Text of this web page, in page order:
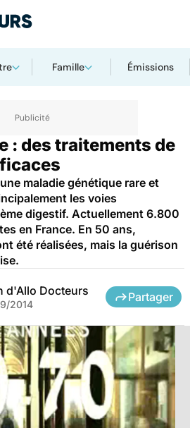
Famille Émissions
: des traitements de
maladie génétique rare et
les voies
digestif. Actuellement 6.800
en France. En 50 ans,
été réalisées, mais la guérison
d'Allo Docteurs
2014
Partager